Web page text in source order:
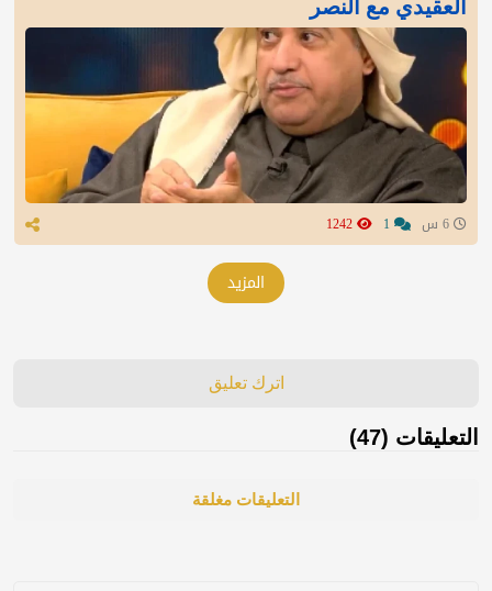
العقيدي مع النصر
المزيد
اترك تعليق
التعليقات (47)
التعليقات مغلقة